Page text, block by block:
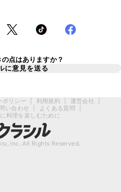
点はありますか？
に意見を送る
ポリシー 利用規約 運営会社
い合わせ
よくある質問
料理を楽しむために
Inc. All Rights Reserved.